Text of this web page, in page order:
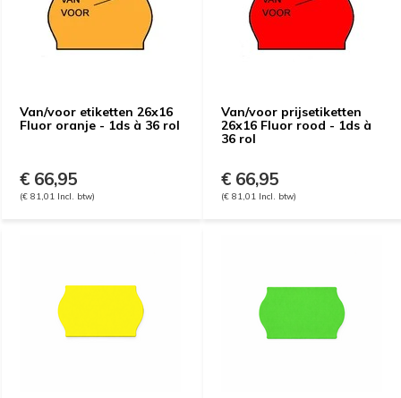
Van/voor etiketten 26x16
Fluor oranje - 1ds à 36 rol
€ 66,95
(€ 81,01 Incl. btw)
Van/voor prijsetiketten
26x16 Fluor rood - 1ds à
36 rol
€ 66,95
(€ 81,01 Incl. btw)